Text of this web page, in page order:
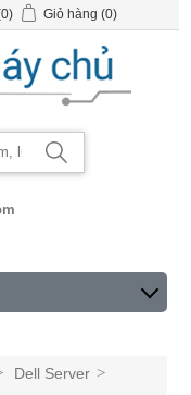
Giỏ hàng (0)
Dell Server >